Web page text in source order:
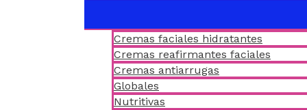
Cremas faciales hidratantes
Cremas reafirmantes faciales
Cremas antiarrugas
Globales
Nutritivas